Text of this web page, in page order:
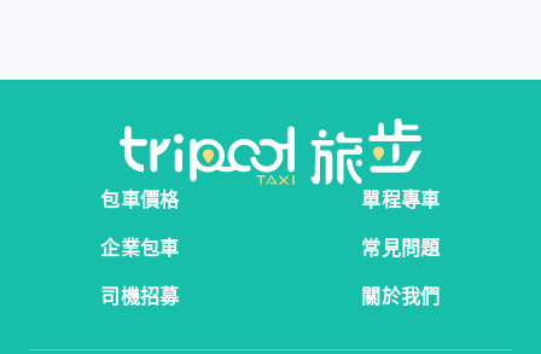
包車價格
單程專車
企業包車
常見問題
司機招募
關於我們